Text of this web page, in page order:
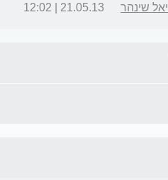
שינהר 21.05.13 | 12:02